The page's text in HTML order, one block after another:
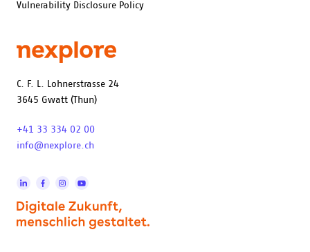
C. F. L. Lohnerstrasse 24
3645 Gwatt (Thun)
+41 33 334 02 00
info@nexplore.ch
Vulnerability Disclosure Policy